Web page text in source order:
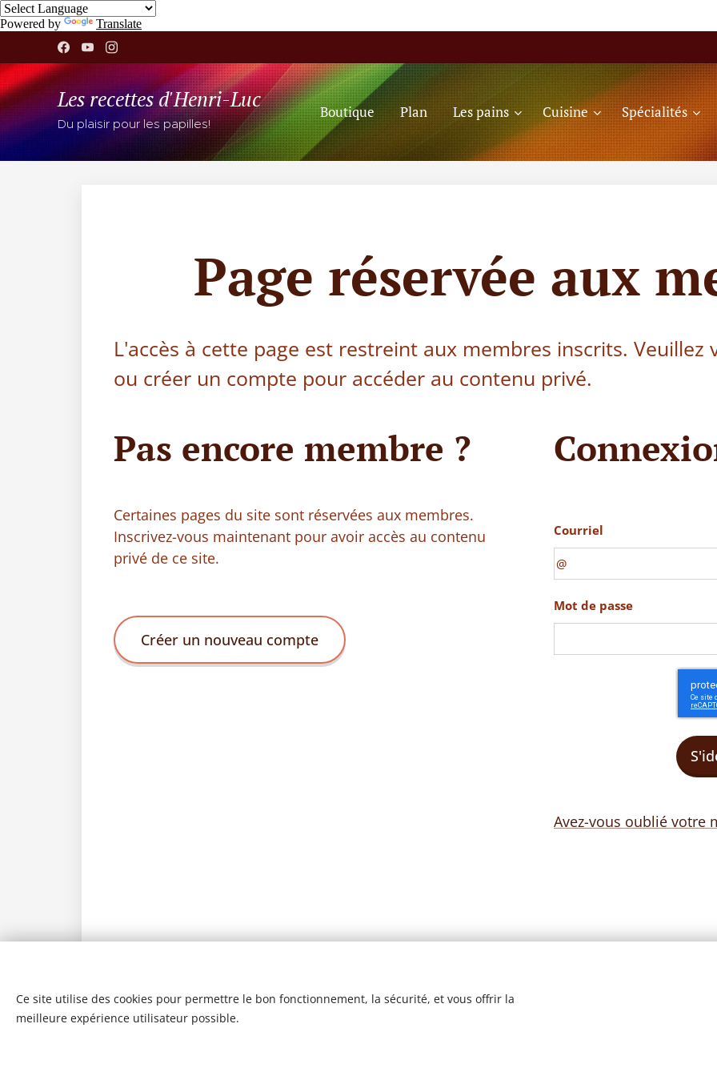
Powered by Translate
Les recettes d'Henri-Luc
Du plaisir pour les papilles!
Boutique Plan Les pains Cuisine Spécialités
Page réservée aux
L'accès à cette page est restreint aux membres inscrits. Veuillez
ou créer un compte pour accéder au contenu privé.
Pas encore membre ?
Certaines pages du site sont réservées aux membres.
Inscrivez-vous maintenant pour avoir accès au contenu
privé de ce site.
Créer un nouveau compte
Courriel
Mot de passe
Avez-vous oublié votre
Ce site utilise des cookies pour permettre le bon fonctionnement, la sécurité, et vous offrir la
meilleure expérience utilisateur possible.